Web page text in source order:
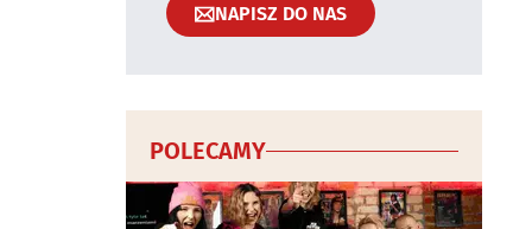
NAPISZ DO NAS
POLECAMY